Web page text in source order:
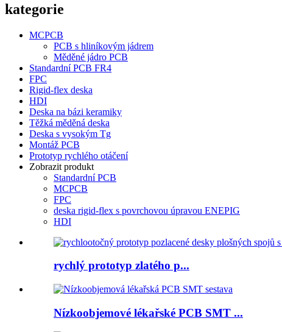
kategorie
MCPCB
PCB s hliníkovým jádrem
Měděné jádro PCB
Standardní PCB FR4
FPC
Rigid-flex deska
HDI
Deska na bázi keramiky
Těžká měděná deska
Deska s vysokým Tg
Montáž PCB
Prototyp rychlého otáčení
Zobrazit produkt
Standardní PCB
MCPCB
FPC
deska rigid-flex s povrchovou úpravou ENEPIG
HDI
rychlý prototyp zlatého p...
Nízkoobjemové lékařské PCB SMT ...